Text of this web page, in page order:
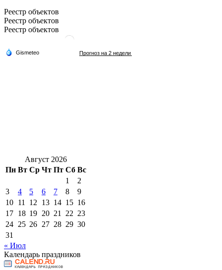
Реестр объектов
Реестр объектов
Реестр объектов
Август 2026
Пн Вт Ср Чт Пт Сб Вс
1
2
3
4 5 6 7 8
9
10 11 12 13 14 15 16
17 18 19 20 21 22 23
24 25 26 27 28 29 30
31
« Июл
Календарь праздников